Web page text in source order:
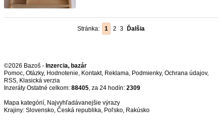
Stránka: 1 2 3 Ďalšia
©2026 Bazoš - Inzercia, bazár
Pomoc, Otázky, Hodnotenie, Kontakt, Reklama, Podmienky, Ochrana údajov,
RSS,
Inzeráty Ostatné celkom: 88405, za 24 hodín: 2309
Mapa kategórií, Najvyhľadávanejšie výrazy
Krajiny: Slovensko, Česká republika, Poľsko, Rakúsko